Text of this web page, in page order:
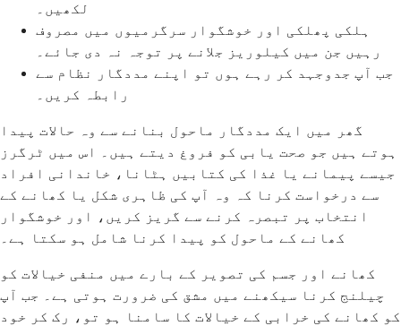
لکھیں۔
ہلکی پھلکی اور خوشگوار سرگرمیوں میں مصروف
رہیں جن میں کیلوریز جلانے پر توجہ نہ دی جائے۔
جب آپ جدوجہد کر رہے ہوں تو اپنے مددگار نظام سے
رابطہ کریں۔
گھر میں ایک مددگار ماحول بنانے سے وہ حالات پیدا
ہوتے ہیں جو صحت یابی کو فروغ دیتے ہیں۔ اس میں ٹرگرز
جیسے پیمانے یا غذا کی کتابیں ہٹانا، خاندانی افراد
سے درخواست کرنا کہ وہ آپ کی ظاہری شکل یا کھانے کے
انتخاب پر تبصرہ کرنے سے گریز کریں، اور خوشگوار
کھانے کے ماحول کو پیدا کرنا شامل ہو سکتا ہے۔
کھانے اور جسم کی تصویر کے بارے میں منفی خیالات کو
چیلنج کرنا سیکھنے میں مشق کی ضرورت ہوتی ہے۔ جب آپ
کو کھانے کی خرابی کے خیالات کا سامنا ہو تو، رک کر خود